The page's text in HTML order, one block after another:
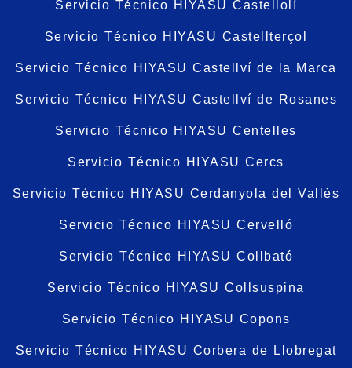
Servicio Técnico HIYASU Castellolí
Servicio Técnico HIYASU Castellterçol
Servicio Técnico HIYASU Castellví de la Marca
Servicio Técnico HIYASU Castellví de Rosanes
Servicio Técnico HIYASU Centelles
Servicio Técnico HIYASU Cercs
Servicio Técnico HIYASU Cerdanyola del Vallès
Servicio Técnico HIYASU Cervelló
Servicio Técnico HIYASU Collbató
Servicio Técnico HIYASU Collsuspina
Servicio Técnico HIYASU Copons
Servicio Técnico HIYASU Corbera de Llobregat